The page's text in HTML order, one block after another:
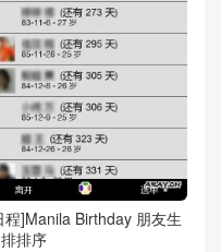
程]Manila Birthday 朋友生
排序